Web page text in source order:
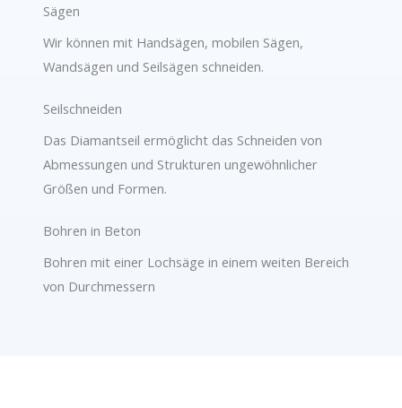
Sägen
Wir können mit Handsägen, mobilen Sägen,
Wandsägen und Seilsägen schneiden.
Seilschneiden
Das Diamantseil ermöglicht das Schneiden von
Abmessungen und Strukturen ungewöhnlicher
Größen und Formen.
Bohren in Beton
Bohren mit einer Lochsäge in einem weiten Bereich
von Durchmessern